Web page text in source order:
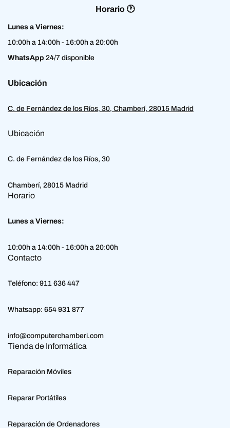
Horario 🕐
Lunes a Viernes:
10:00h a 14:00h - 16:00h a 20:00h
WhatsApp 24/7 disponible
Ubicación
C. de Fernández de los Ríos, 30, Chamberí, 28015 Madrid
Ubicación
C. de Fernández de los Ríos, 30
Chamberí, 28015 Madrid
Horario
Lunes a Viernes:
10:00h a 14:00h - 16:00h a 20:00h
Contacto
Teléfono: 911 636 447
Whatsapp: 654 931 877
info@computerchamberi.com
Tienda de Informática
Reparación Móviles
Reparar Portátiles
Reparación de Ordenadores